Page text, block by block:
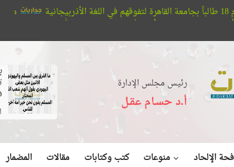
مؤسسة أبو حته
الأوركا تُعلن عن بديع صنع الله في البحر (فيديو)
رئيس مجلس الإدارة
أ.د حسـام عقـل
الإلحاد منوعات كتب وكتابات مقالات المضمار